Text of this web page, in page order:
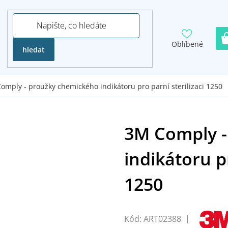
hledat
Oblíbené
- proužky chemického indikátoru pro parní sterilizaci 1250
Kód: ART02388